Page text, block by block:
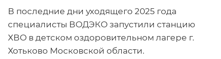
В последние дни уходящего 2025 года
специалисты ВОДЭКО запустили станцию
ХВО в детском оздоровительном лагере г.
Хотьково Московской области.